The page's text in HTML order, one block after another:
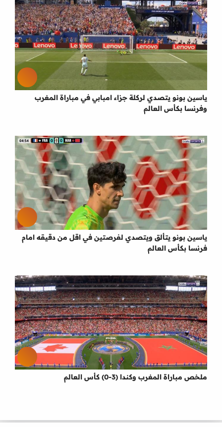
ياسين بونو يتصدي لركلة جزاء امبابي في مباراة المغرب
وفرنسا بكأس العالم
ياسين بونو يتألق ويتصدي لفرصتين في اقل من دقيقه امام
فرنسا بكأس العالم
ملخص مباراة المغرب وكندا (3-0) كأس العالم